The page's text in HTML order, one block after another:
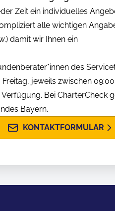
Zeit ein individuelles
alle wichtigen
damit wir Ihnen ein
des
jeweils zwischen
Bei CharterCheck
Bayern.
KONTAKTFORMULAR